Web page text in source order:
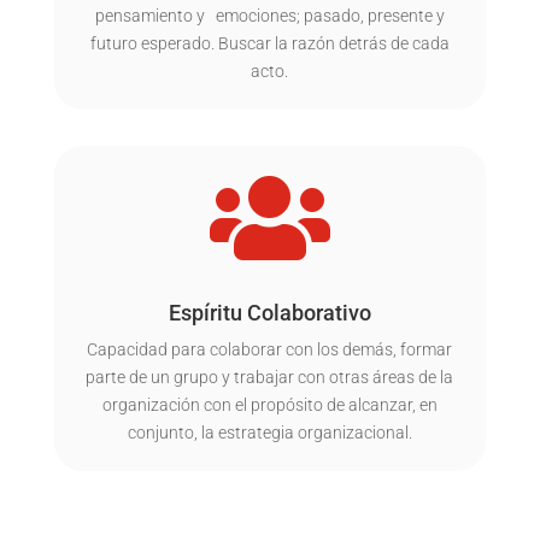
pensamiento y emociones; pasado, presente y
futuro esperado. Buscar la razón detrás de cada
acto.

Espíritu Colaborativo
Capacidad para colaborar con los demás, formar
parte de un grupo y trabajar con otras áreas de la
organización con el propósito de alcanzar, en
conjunto, la estrategia organizacional.